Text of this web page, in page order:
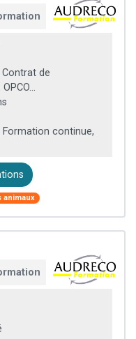
de
continue,
animaux